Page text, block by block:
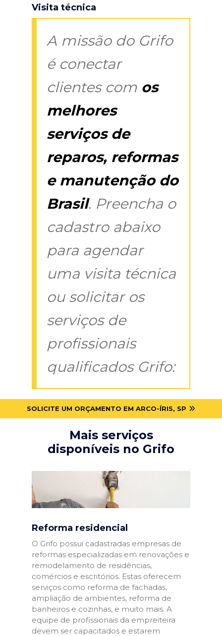
Visita técnica
A missão do Grifo
é conectar
clientes com os
melhores
serviços de
reparos, reformas
e manutenção do
Brasil. Preencha o
cadastro abaixo
para agendar
uma visita técnica
ou solicitar os
serviços de
profissionais
qualificados Grifo:
SOLICITE UM ORÇAMENTO EM ARCO-ÍRIS, SP
Mais serviços
disponíveis no Grifo
Reforma residencial
O Grifo possui cadastradas empresas de
reformas especializadas em renovações e
remodelamento de residências,
comércios e escritórios. Estas oferecem
serviços como reforma de fachadas,
ampliação de ambientes, reforma de
banheiros e cozinhas, e muito mais. A
equipe de profissionais da empreiteira
devem ser capacitados e estarem